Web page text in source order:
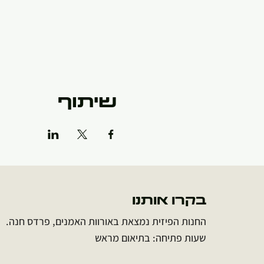
שיתוף
בקרו אותנו
החנות הפיזית נמצאת באורוות האמנים, פרדס חנה.
שעות פתיחה: בתיאום מראש